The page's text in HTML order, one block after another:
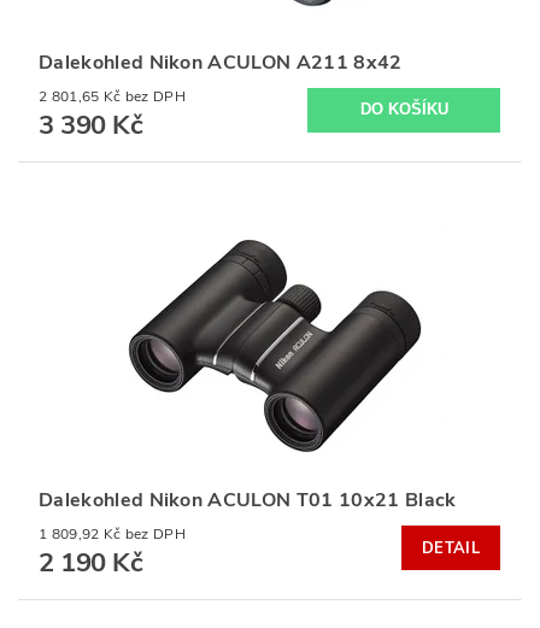
Dalekohled Nikon ACULON A211 8x42
2 801,65 Kč bez DPH
3 390 Kč
Dalekohled Nikon ACULON T01 10x21 Black
1 809,92 Kč bez DPH
2 190 Kč DETAIL